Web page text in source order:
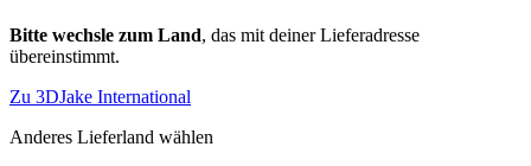
Bitte wechsle zum Land, das mit deiner Lieferadresse
übereinstimmt.
Zu 3DJake International
Anderes Lieferland wählen